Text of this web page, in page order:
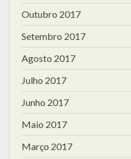
Outubro 2017
Setembro 2017
Agosto 2017
Julho 2017
Junho 2017
Maio 2017
Março 2017